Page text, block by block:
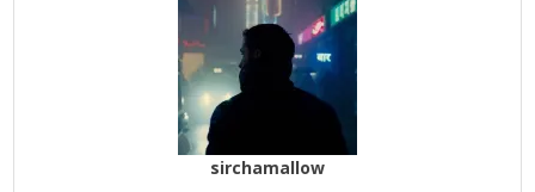
sirchamallow